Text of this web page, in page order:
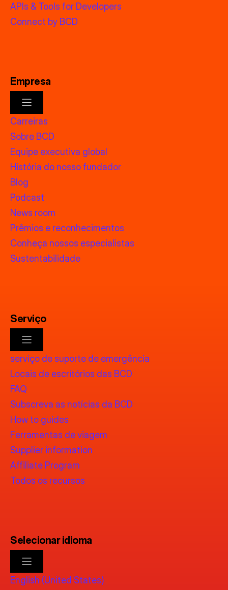
APIs & Tools for Developers
Connect by BCD
Empresa
Carreiras
Sobre BCD
Equipe executiva global
História do nosso fundador
Blog
Podcast
News room
Prêmios e reconhecimentos
Conheça nossos especialistas
Sustentabilidade
Serviço
serviço de suporte de emergência
Locais de escritórios das BCD
FAQ
Subscreva as notícias da BCD
How to guides
Ferramentas de viagem
Supplier information
Affiliate Program
Todos os recursos
Selecionar idioma
English (United States)